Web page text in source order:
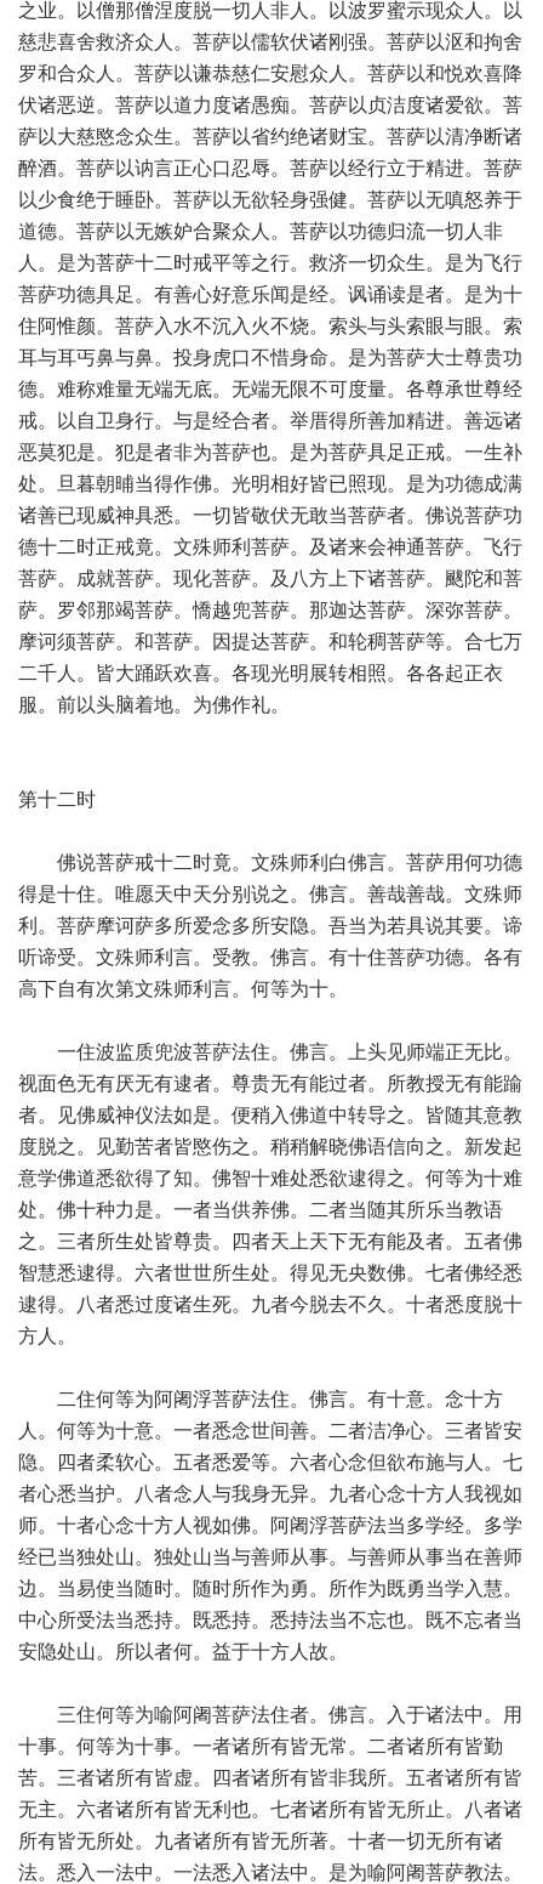
之业。以僧那僧涅度脱一切人非人。以波罗蜜示现众人。以
慈悲喜舍救济众人。菩萨以儒软伏诸刚强。菩萨以沤和拘舍
罗和合众人。菩萨以谦恭慈仁安慰众人。菩萨以和悦欢喜降
伏诸恶逆。菩萨以道力度诸愚痴。菩萨以贞洁度诸爱欲。菩
萨以大慈愍念众生。菩萨以省约绝诸财宝。菩萨以清净断诸
醉酒。菩萨以讷言正心口忍辱。菩萨以经行立于精进。菩萨
以少食绝于睡卧。菩萨以无欲轻身强健。菩萨以无嗔怒养于
道德。菩萨以无嫉妒合聚众人。菩萨以功德归流一切人非
人。是为菩萨十二时戒平等之行。救济一切众生。是为飞行
菩萨功德具足。有善心好意乐闻是经。讽诵读是者。是为十
住阿惟颜。菩萨入水不沉入火不烧。索头与头索眼与眼。索
耳与耳丐鼻与鼻。投身虎口不惜身命。是为菩萨大士尊贵功
德。难称难量无端无底。无端无限不可度量。各尊承世尊经
戒。以自卫身行。与是经合者。举厝得所善加精进。善远诸
恶莫犯是。犯是者非为菩萨也。是为菩萨具足正戒。一生补
处。旦暮朝晡当得作佛。光明相好皆已照现。是为功德成满
诸善已现威神具悉。一切皆敬伏无敢当菩萨者。佛说菩萨功
德十二时正戒竟。文殊师利菩萨。及诸来会神通菩萨。飞行
菩萨。成就菩萨。现化菩萨。及八方上下诸菩萨。颰陀和菩
萨。罗邻那竭菩萨。憍越兜菩萨。那迦达菩萨。深弥菩萨。
摩诃须菩萨。和菩萨。因提达菩萨。和轮稠菩萨等。合七万
二千人。皆大踊跃欢喜。各现光明展转相照。各各起正衣
服。前以头脑着地。为佛作礼。
第十二时
佛说菩萨戒十二时竟。文殊师利白佛言。菩萨用何功德
得是十住。唯愿天中天分别说之。佛言。善哉善哉。文殊师
利。菩萨摩诃萨多所爱念多所安隐。吾当为若具说其要。谛
听谛受。文殊师利言。受教。佛言。有十住菩萨功德。各有
高下自有次第文殊师利言。何等为十。
一住波监质兜波菩萨法住。佛言。上头见师端正无比。
视面色无有厌无有逮者。尊贵无有能过者。所教授无有能踰
者。见佛威神仪法如是。便稍入佛道中转导之。皆随其意教
度脱之。见勤苦者皆愍伤之。稍稍解晓佛语信向之。新发起
意学佛道悉欲得了知。佛智十难处悉欲逮得之。何等为十难
处。佛十种力是。一者当供养佛。二者当随其所乐当教语
之。三者所生处皆尊贵。四者天上天下无有能及者。五者佛
智慧悉逮得。六者世世所生处。得见无央数佛。七者佛经悉
逮得。八者悉过度诸生死。九者今脱去不久。十者悉度脱十
方人。
二住何等为阿阇浮菩萨法住。佛言。有十意。念十方
人。何等为十意。一者悉念世间善。二者洁净心。三者皆安
隐。四者柔软心。五者悉爱等。六者心念但欲布施与人。七
者心悉当护。八者念人与我身无异。九者心念十方人我视如
师。十者心念十方人视如佛。阿阇浮菩萨法当多学经。多学
经已当独处山。独处山当与善师从事。与善师从事当在善师
边。当易使当随时。随时所作为勇。所作为既勇当学入慧。
中心所受法当悉持。既悉持。悉持法当不忘也。既不忘者当
安隐处山。所以者何。益于十方人故。
三住何等为喻阿阇菩萨法住者。佛言。入于诸法中。用
十事。何等为十事。一者诸所有皆无常。二者诸所有皆勤
苦。三者诸所有皆虚。四者诸所有皆非我所。五者诸所有皆
无主。六者诸所有皆无利也。七者诸所有皆无所止。八者诸
所有皆无所处。九者诸所有皆无所著。十者一切无所有诸
法。悉入一法中。一法悉入诸法中。是为喻阿阇菩萨教法。